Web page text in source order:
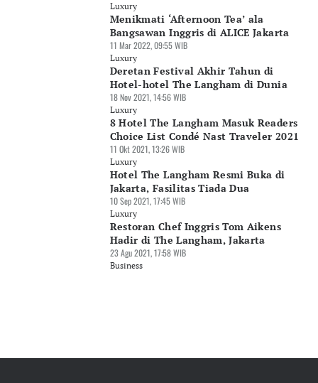
Luxury
Menikmati ‘Afternoon Tea’ ala
Bangsawan Inggris di ALICE Jakarta
11 Mar 2022, 09:55 WIB
Luxury
Deretan Festival Akhir Tahun di
Hotel-hotel The Langham di Dunia
18 Nov 2021, 14:56 WIB
Luxury
8 Hotel The Langham Masuk Readers
Choice List Condé Nast Traveler 2021
11 Okt 2021, 13:26 WIB
Luxury
Hotel The Langham Resmi Buka di
Jakarta, Fasilitas Tiada Dua
10 Sep 2021, 17:45 WIB
Luxury
Restoran Chef Inggris Tom Aikens
Hadir di The Langham, Jakarta
23 Agu 2021, 17:58 WIB
Business